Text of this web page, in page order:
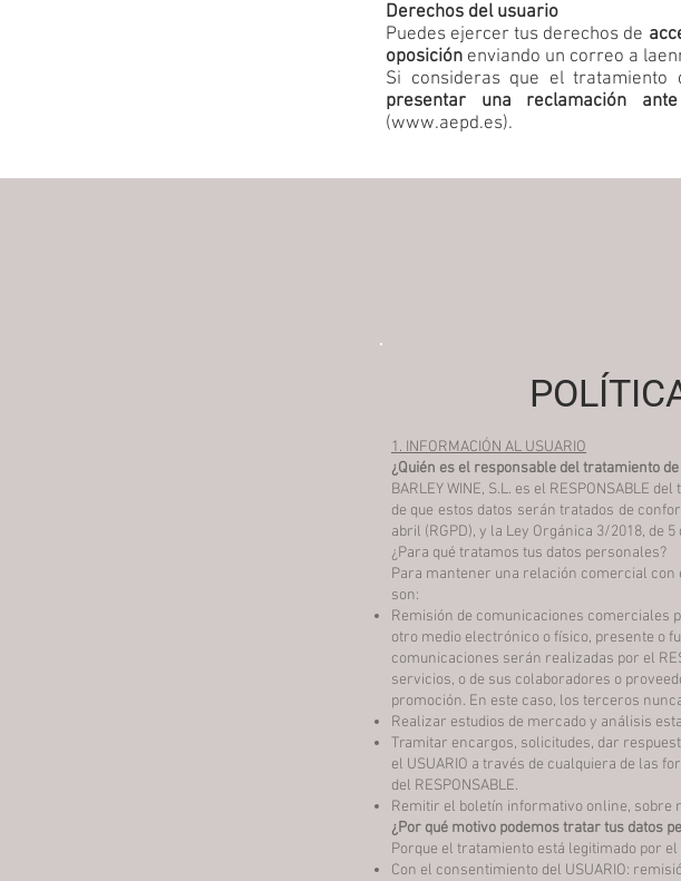
Derechos del usuario
Puedes ejercer tus derechos de
oposición enviando un correo a
Si consideras que el
presentar una reclamación
(www.aepd.es).
1. INFORMACIÓN AL USUARIO
¿Quién es el responsable del tratamiento
BARLEY WINE, S.L. es el RESPONSABLE
de que estos datos serán tratados de
abril (RGPD), y la Ley Orgánica 3/2018, de 5
¿Para qué tratamos tus datos personales?
Para mantener una relación comercial
son:
Remisión de comunicaciones comerciales
otro medio electrónico o físico, presente o
comunicaciones serán realizadas por el
servicios, o de sus colaboradores o
promoción. En este caso, los terceros
Realizar estudios de mercado y análisis
Tramitar encargos, solicitudes, dar
el USUARIO a través de cualquiera de las
del RESPONSABLE.
Remitir el boletín informativo online, sobre
¿Por qué motivo podemos tratar tus datos
Porque el tratamiento está legitimado por
Con el consentimiento del USUARIO: